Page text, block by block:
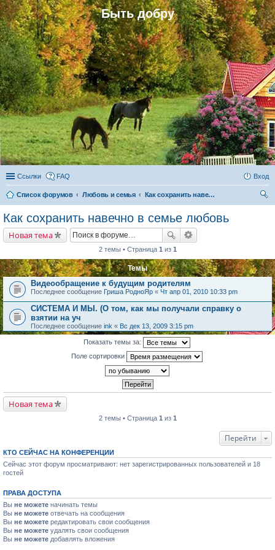
Быть добру
Ссылки FAQ Вход
Список форумов Любовь и семья
Как сохранить навечно в семье любовь
Как сохранить навечно в семье любовь
Новая тема
2 темы • Страница 1 из 1
Темы
Видеообращение к будущим родителям
Последнее сообщение Гриша РодноЯр « Чт апр 01, 2010 10:33 pm
СИСТЕМА И МЫ. (О том, как мы получали справку о
взятии на уч
Последнее сообщение ink « Вс дек 13, 2009 3:15 pm
Показать темы за:
Поле сортировки
Новая тема
2 темы • Страница 1 из 1
Перейти
КТО СЕЙЧАС НА КОНФЕРЕНЦИИ
Сейчас этот форум просматривают: нет зарегистрированных пользователей и 18
гостей
ПРАВА ДОСТУПА
Вы не можете начинать темы
Вы не можете отвечать на сообщения
Вы не можете редактировать свои сообщения
Вы не можете удалять свои сообщения
Вы не можете добавлять вложения